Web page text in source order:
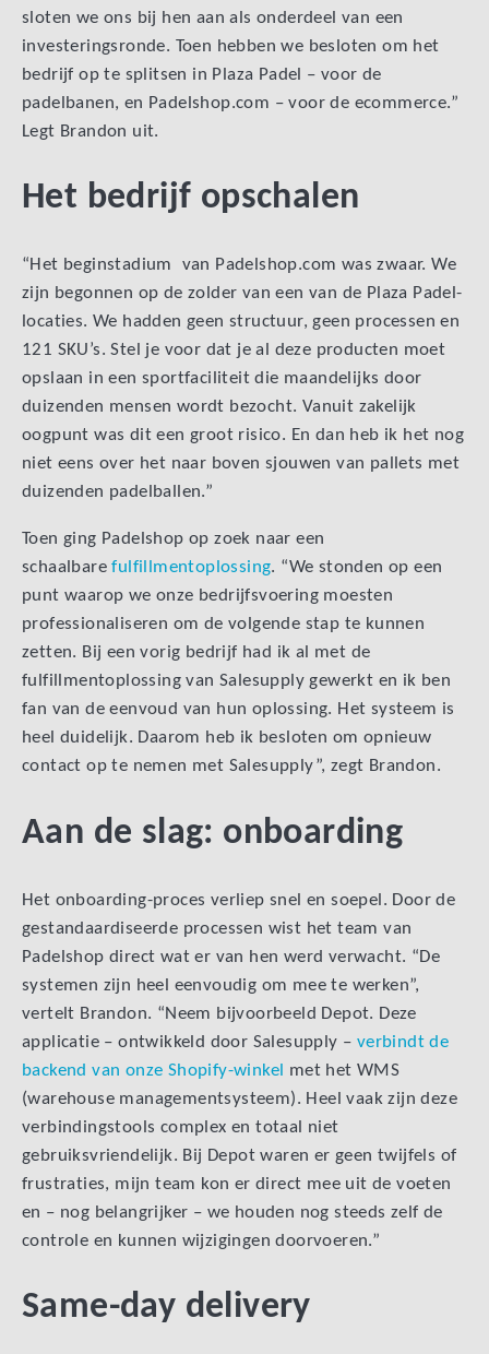
sloten we ons bij hen aan als onderdeel van een
investeringsronde. Toen hebben we besloten om het
bedrijf op te splitsen in Plaza Padel – voor de
padelbanen, en Padelshop.com – voor de ecommerce.”
Legt Brandon uit.
Het bedrijf opschalen
“Het beginstadium van Padelshop.com was zwaar. We
zijn begonnen op de zolder van een van de Plaza Padel-
locaties. We hadden geen structuur, geen processen en
121 SKU’s. Stel je voor dat je al deze producten moet
opslaan in een sportfaciliteit die maandelijks door
duizenden mensen wordt bezocht. Vanuit zakelijk
oogpunt was dit een groot risico. En dan heb ik het nog
niet eens over het naar boven sjouwen van pallets met
duizenden padelballen.”
Toen ging Padelshop op zoek naar een
schaalbarefulfillmentoplossing. “We stonden op een
punt waarop we onze bedrijfsvoering moesten
professionaliseren om de volgende stap te kunnen
zetten. Bij een vorig bedrijf had ik al met de
fulfillmentoplossing van Salesupply gewerkt en ik ben
fan van de eenvoud van hun oplossing. Het systeem is
heel duidelijk. Daarom heb ik besloten om opnieuw
contact op te nemen met Salesupply”, zegt Brandon.
Aan de slag: onboarding
Het onboarding-proces verliep snel en soepel. Door de
gestandaardiseerde processen wist het team van
Padelshop direct wat er van hen werd verwacht. “De
systemen zijn heel eenvoudig om mee te werken”,
vertelt Brandon. “Neem bijvoorbeeld Depot. Deze
applicatie – ontwikkeld door Salesupply – verbindt de
backend van onze Shopify-winkel met het WMS
(warehouse managementsysteem). Heel vaak zijn deze
verbindingstools complex en totaal niet
gebruiksvriendelijk. Bij Depot waren er geen twijfels of
frustraties, mijn team kon er direct mee uit de voeten
en – nog belangrijker – we houden nog steeds zelf de
controle en kunnen wijzigingen doorvoeren.”
Same-day delivery